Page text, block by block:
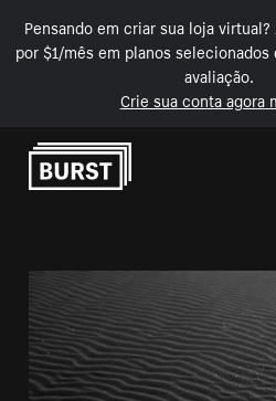
Pensando em criar sua loja
por $1/mês em planos
avaliação.
Crie sua conta agora
Pular para o conteúdo